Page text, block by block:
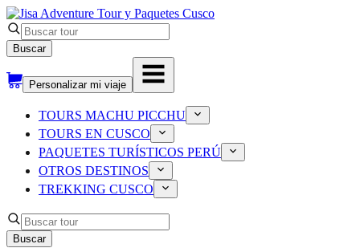
Buscar
Personalizar mi viaje
TOURS MACHU PICCHU
TOURS EN CUSCO
PAQUETES TURÍSTICOS PERÚ
OTROS DESTINOS
TREKKING CUSCO
Buscar